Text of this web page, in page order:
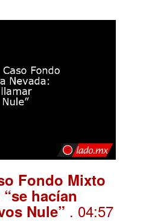
Fondo Mixto
hacían
Nule” . 04:57